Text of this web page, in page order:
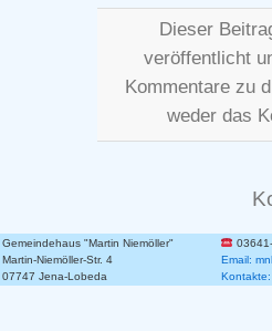
Dieser
veröffentlicht
Kommentare zu
weder das
Gemeindehaus "Martin Niemöller"
Martin-Niemöller-Str. 4
Email:
07747 Jena-Lobeda